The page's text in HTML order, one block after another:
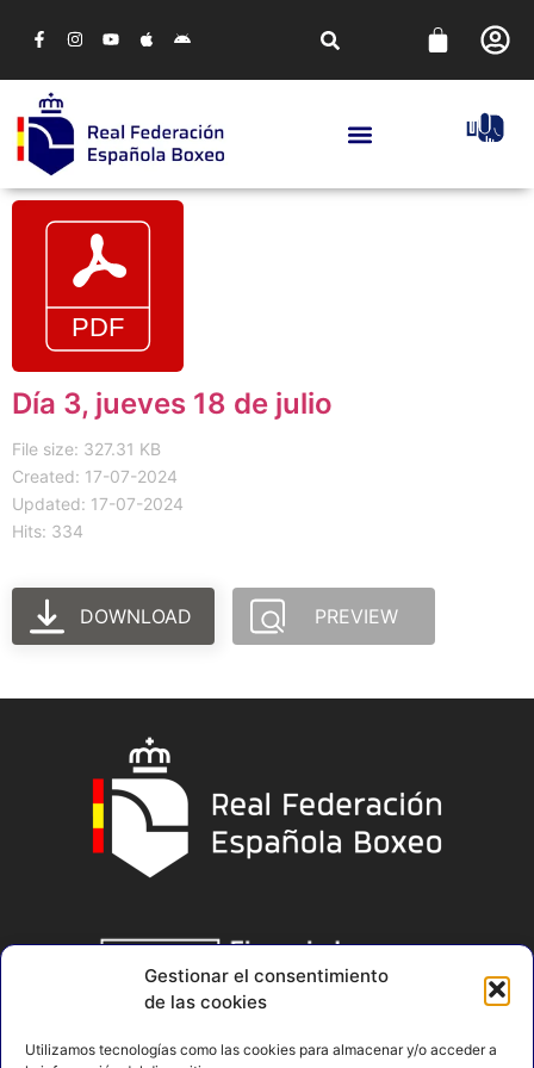
Gestionar el consentimiento
de las cookies
Utilizamos tecnologías como las cookies para almacenar y/o acceder a
Día 3, jueves 18 de julio
File size: 327.31 KB
Created: 17-07-2024
Updated: 17-07-2024
Hits: 334
DOWNLOAD PREVIEW